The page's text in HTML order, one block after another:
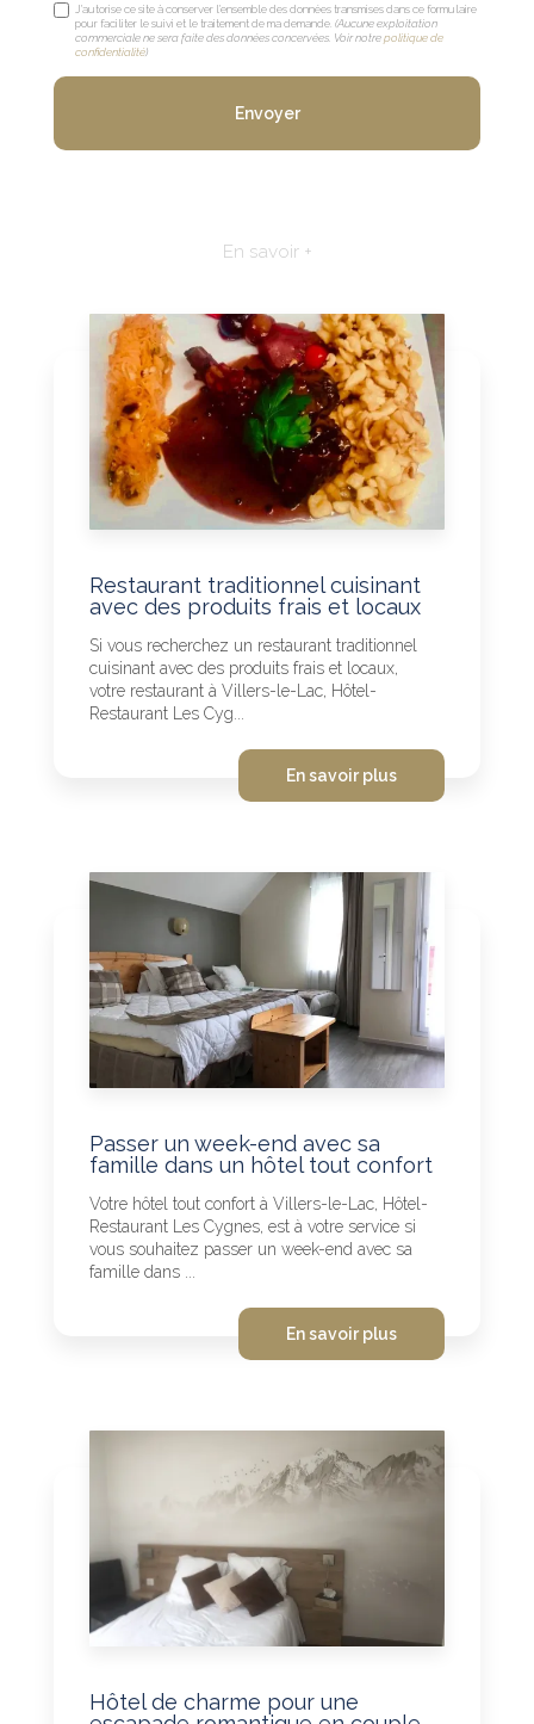
J'autorise ce site à conserver l'ensemble des données transmises dans ce formulaire
pour faciliter le suivi et le traitement de ma demande.(Aucune exploitation
commerciale ne sera faite des données concervées. Voir notrepolitique de
confidentialité)
En savoir +
Restaurant traditionnel cuisinant
avec des produits frais et locaux
Si vous recherchez un restaurant traditionnel
cuisinant avec des produits frais et locaux,
votre restaurant à Villers-le-Lac, Hôtel-
Restaurant Les Cyg...
En savoir plus
Passer un week-end avec sa
famille dans un hôtel tout confort
Votre hôtel tout confort à Villers-le-Lac, Hôtel-
Restaurant Les Cygnes, est à votre service si
vous souhaitez passer un week-end avec sa
famille dans ...
En savoir plus
Hôtel de charme pour une